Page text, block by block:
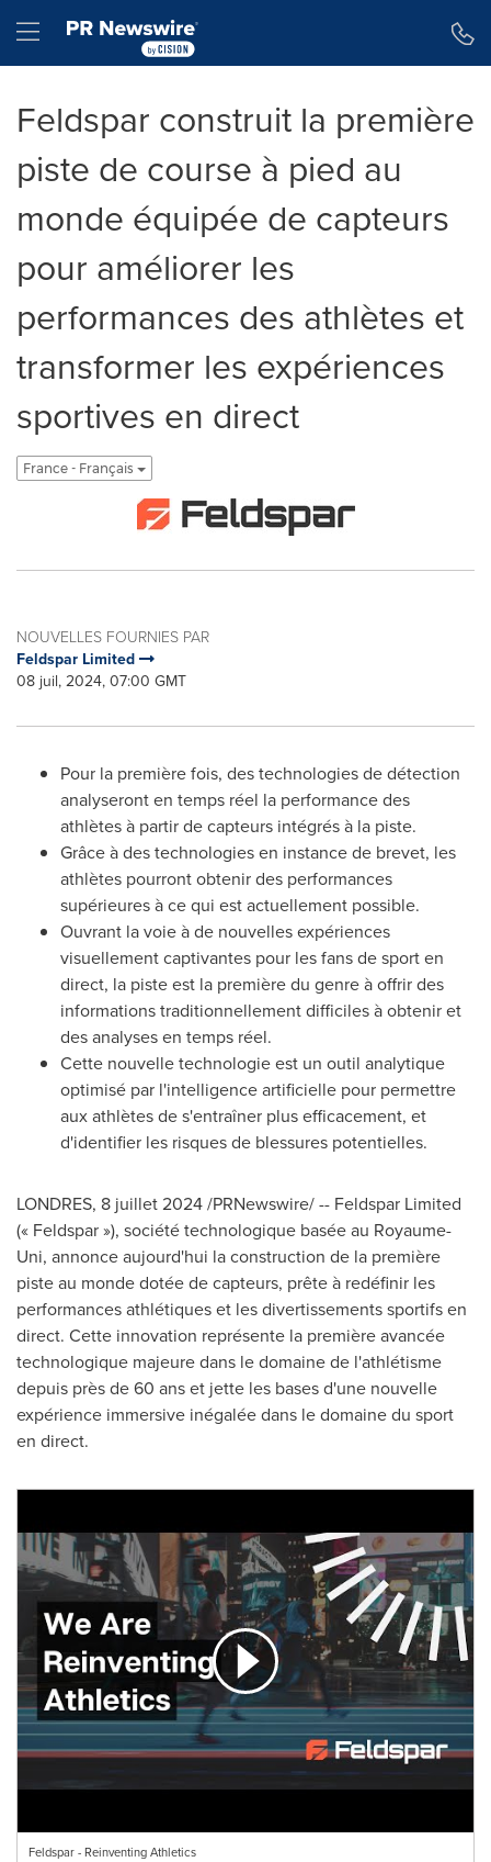
Hamburger menu
Feldspar construit la première
piste de course à pied au
monde équipée de capteurs
pour améliorer les
performances des athlètes et
transformer les expériences
sportives en direct
France - Français
NOUVELLES FOURNIES PAR
Feldspar Limited
08 juil, 2024, 07:00 GMT
Pour la première fois, des technologies de détection
analyseront en temps réel la performance des
athlètes à partir de capteurs intégrés à la piste.
Grâce à des technologies en instance de brevet, les
athlètes pourront obtenir des performances
supérieures à ce qui est actuellement possible.
Ouvrant la voie à de nouvelles expériences
visuellement captivantes pour les fans de sport en
direct, la piste est la première du genre à offrir des
informations traditionnellement difficiles à obtenir et
des analyses en temps réel.
Cette nouvelle technologie est un outil analytique
optimisé par l'intelligence artificielle pour permettre
aux athlètes de s'entraîner plus efficacement, et
d'identifier les risques de blessures potentielles.
LONDRES, 8 juillet 2024/PRNewswire/ -- Feldspar Limited
(« Feldspar »), société technologique basée au Royaume-
Uni, annonce aujourd'hui la construction de la première
piste au monde dotée de capteurs, prête à redéfinir les
performances athlétiques et les divertissements sportifs en
direct. Cette innovation représente la première avancée
technologique majeure dans le domaine de l'athlétisme
depuis près de 60 ans et jette les bases d'une nouvelle
expérience immersive inégalée dans le domaine du sport
en direct.
Feldspar - Reinventing Athletics